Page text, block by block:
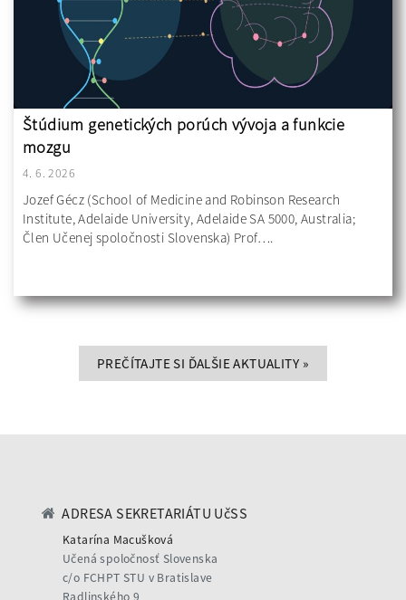
Štúdium genetických porúch vývoja a funkcie
mozgu
4. 6. 2026
Jozef Gécz (School of Medicine and Robinson Research
Institute, Adelaide University, Adelaide SA 5000, Australia;
Člen Učenej spoločnosti Slovenska) Prof….
PREČÍTAJTE SI ĎALŠIE AKTUALITY »
ADRESA SEKRETARIÁTU UčSS
Katarína Macušková
Učená spoločnosť Slovenska
c/o FCHPT STU v Bratislave
Radlinského 9